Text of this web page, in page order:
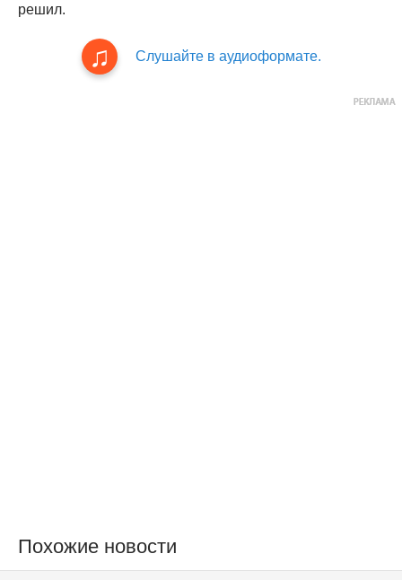
решил.
Слушайте в аудиоформате.
Похожие новости